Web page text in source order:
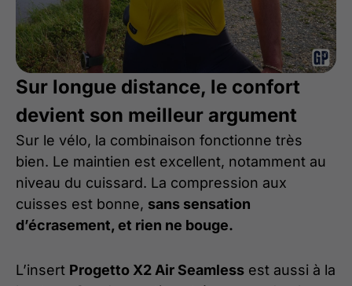
Sur longue distance, le confort
devient son meilleur argument
Sur le vélo, la combinaison fonctionne très
bien. Le maintien est excellent, notamment au
niveau du cuissard. La compression aux
cuisses est bonne, sans sensation
d’écrasement, et rien ne bouge.
L’insert Progetto X2 Air Seamless est aussi à la